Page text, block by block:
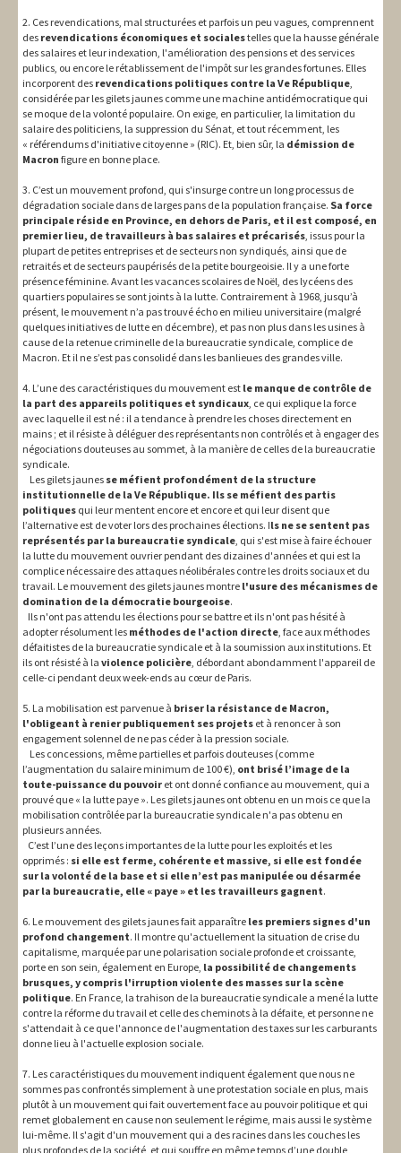
2. Ces revendications, mal structurées et parfois un peu vagues, comprennent
des revendications économiques et socialestelles que la hausse générale
des salaires et leur indexation, l'amélioration des pensions et des services
publics, ou encore le rétablissement de l'impôt sur les grandes fortunes. Elles
incorporent des revendications politiques contre la Ve République,
considérée par les gilets jaunes comme une machine antidémocratique qui
se moque de la volonté populaire. On exige, en particulier, la limitation du
salaire des politiciens, la suppression du Sénat, et tout récemment, les
« référendums d'initiative citoyenne » (RIC). Et, bien sûr, la démission de
Macron figure en bonne place.
3. C’est un mouvement profond, qui s'insurge contre un long processus de
dégradation sociale dans de larges pans de la population française. Sa force
principale réside en Province, en dehors de Paris, et il est composé, en
premier lieu, de travailleurs à bas salaires et précarisés, issus pour la
plupart de petites entreprises et de secteurs non syndiqués, ainsi que de
retraités et de secteurs paupérisés de la petite bourgeoisie. Il y a une forte
présence féminine. Avant les vacances scolaires de Noël, des lycéens des
quartiers populaires se sont joints à la lutte. Contrairement à 1968, jusqu’à
présent, le mouvement n’a pas trouvé écho en milieu universitaire (malgré
quelques initiatives de lutte en décembre), et pas non plus dans les usines à
cause de la retenue criminelle de la bureaucratie syndicale, complice de
Macron. Et il ne s’est pas consolidé dans les banlieues des grandes ville.
4. L’une des caractéristiques du mouvement est le manque de contrôle de
la part des appareils politiques et syndicaux, ce qui explique la force
avec laquelle il est né : il a tendance à prendre les choses directement en
mains ; et il résiste à déléguer des représentants non contrôlés et à engager des
négociations douteuses au sommet, à la manière de celles de la bureaucratie
syndicale.
Les gilets jaunes se méfient profondément de la structure
institutionnelle de la Ve République. Ils se méfient des partis
politiques qui leur mentent encore et encore et qui leur disent que
l’alternative est de voter lors des prochaines élections. Ils ne se sentent pas
représentés par la bureaucratie syndicale, qui s'est mise à faire échouer
la lutte du mouvement ouvrier pendant des dizaines d'années et qui est la
complice nécessaire des attaques néolibérales contre les droits sociaux et du
travail. Le mouvement des gilets jaunes montre l'usure des mécanismes de
domination de la démocratie bourgeoise.
Ils n'ont pas attendu les élections pour se battre et ils n'ont pas hésité à
adopter résolument les méthodes de l'action directe, face aux méthodes
défaitistes de la bureaucratie syndicale et à la soumission aux institutions. Et
ils ont résisté à la violence policière, débordant abondamment l'appareil de
celle-ci pendant deux week-ends au cœur de Paris.
5. La mobilisation est parvenue à briser la résistance de Macron,
l'obligeant à renier publiquement ses projets et à renoncer à son
engagement solennel de ne pas céder à la pression sociale.
Les concessions, même partielles et parfois douteuses (comme
l’augmentation du salaire minimum de 100 €), ont brisé l’image de la
toute-puissance du pouvoir et ont donné confiance au mouvement, qui a
prouvé que « la lutte paye ». Les gilets jaunes ont obtenu en un mois ce que la
mobilisation contrôlée par la bureaucratie syndicale n'a pas obtenu en
plusieurs années.
C’est l’une des leçons importantes de la lutte pour les exploités et les
opprimés : si elle est ferme, cohérente et massive, si elle est fondée
sur la volonté de la base et si elle n’est pas manipulée ou désarmée
par la bureaucratie, elle « paye » et les travailleurs gagnent.
6. Le mouvement des gilets jaunes fait apparaître les premiers signes d'un
profond changement. Il montre qu'actuellement la situation de crise du
capitalisme, marquée par une polarisation sociale profonde et croissante,
porte en son sein, également en Europe, la possibilité de changements
brusques, y compris l'irruption violente des masses sur la scène
politique. En France, la trahison de la bureaucratie syndicale a mené la lutte
contre la réforme du travail et celle des cheminots à la défaite, et personne ne
s'attendait à ce que l'annonce de l'augmentation des taxes sur les carburants
donne lieu à l'actuelle explosion sociale.
7. Les caractéristiques du mouvement indiquent également que nous ne
sommes pas confrontés simplement à une protestation sociale en plus, mais
plutôt à un mouvement qui fait ouvertement face au pouvoir politique et qui
remet globalement en cause non seulement le régime, mais aussi le système
lui-même. Il s'agit d'un mouvement qui a des racines dans les couches les
plus profondes de la société, et qui souffre en même temps d’une double